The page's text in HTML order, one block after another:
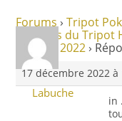
Forums › Tripot
tournois du Tripot
de Noël 2022 ›
17 décembre 2022
Labuche
in